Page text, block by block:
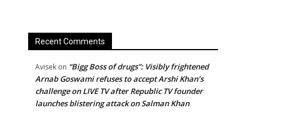
Recent Comments
Avisek on “Bigg Boss of drugs”: Visibly frightened
Arnab Goswami refuses to accept Arshi Khan’s
challenge on LIVE TV after Republic TV founder
launches blistering attack on Salman Khan